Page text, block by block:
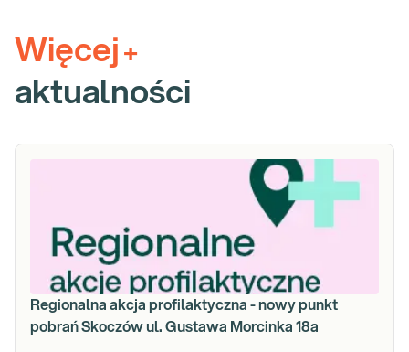
Więcej +
aktualności
Regionalna akcja profilaktyczna - nowy punkt
pobrań Skoczów ul. Gustawa Morcinka 18a